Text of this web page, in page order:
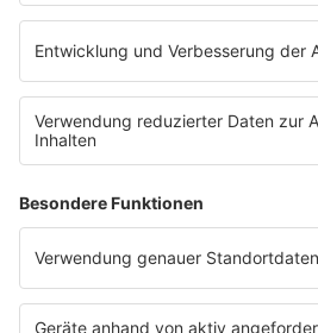
Leistungen und Produkte
Mediadaten und Preisliste
Ansprechpartner
RECHTLICHES
Datenschutz
Datenschutzeinstellungen
Datenverarbeitung bei Gewinnspielen
Teilnahmebedingungen